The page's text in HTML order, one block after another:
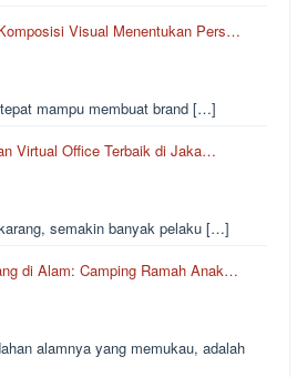
Visual Menentukan Pers…
mampu membuat brand […]
Virtual Office Terbaik di Jaka…
semakin banyak pelaku […]
di Alam: Camping Ramah Anak…
alamnya yang memukau, adalah